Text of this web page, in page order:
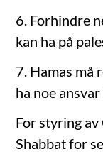
6. Forhindre
kan ha på
7. Hamas må
ha noe
For styring
Shabbat for